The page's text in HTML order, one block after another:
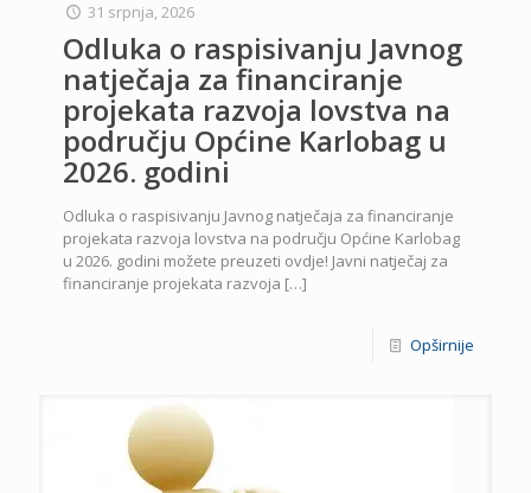
31 srpnja, 2026
Odluka o raspisivanju Javnog
natječaja za financiranje
projekata razvoja lovstva na
području Općine Karlobag u
2026. godini
Odluka o raspisivanju Javnog natječaja za financiranje
projekata razvoja lovstva na području Općine Karlobag
u 2026. godini možete preuzeti ovdje! Javni natječaj za
financiranje projekata razvoja […]
Opširnije